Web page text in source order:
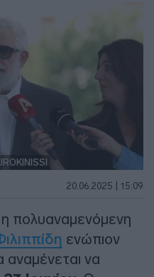
20.06.2025 | 15:09
πολυαναμενόμενη
ενώπιον
αναμένεται να